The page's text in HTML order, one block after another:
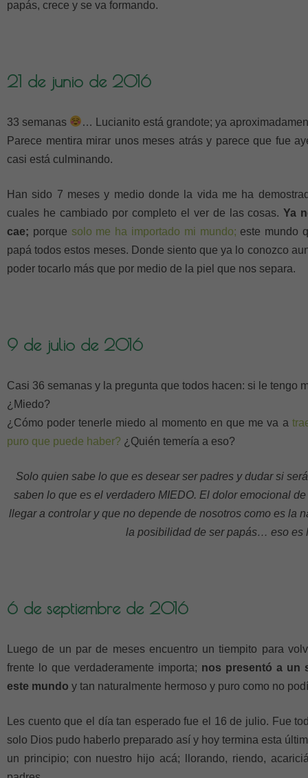
papás, crece y se va formando.
21 de junio de 2016
33 semanas
… Lucianito está grandote; ya
Parece mentira mirar unos meses atrás y parece que fue
casi está culminando.
Han sido 7 meses y medio donde la vida me ha
cuales he cambiado por completo el ver de las cosas.Ya
cae; porque solo me ha importado mi mundo; este mundo
papá todos estos meses. Donde siento que ya lo conozco
poder tocarlo más que por medio de la piel que nos separa.
9 de julio de 2016
Casi 36 semanas y la pregunta que todos hacen: si le tengo
¿Miedo?
¿Cómo poder tenerle miedo al momento en que me va a
puro que puede haber? ¿Quién temería a eso?
Solo quien sabe lo que es desear ser padres y dudar si
saben lo que es el verdadero MIEDO. El dolor emocional
llegar a controlar y que no depende de nosotros como es la
la posibilidad de ser papás… eso es
6 de septiembre de 2016
Luego de un par de meses encuentro un tiempito para
frente lo que verdaderamente importa; nos presentó a un
este mundo y tan naturalmente hermoso y puro como no
Les cuento que el día tan esperado fue el 16 de julio. Fue
solo Dios pudo haberlo preparado así y hoy termina esta
un principio; con nuestro hijo acá; llorando, riendo,